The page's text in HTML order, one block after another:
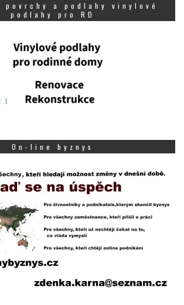
povrchy a podlahy vinylové
podlahy pro RD
On-line byznys